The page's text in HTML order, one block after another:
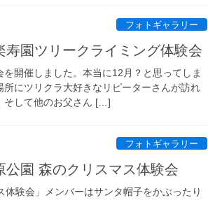
フォトギャラリー
園ツリークライミング体験会
開催しました。本当に12月？と思ってしま
にツリクラ大好きなリピーターさんが訪れ
そして他のお父さん […]
フォトギャラリー
園 森のクリスマス体験会
験会」メンバーはサンタ帽子をかぶったり